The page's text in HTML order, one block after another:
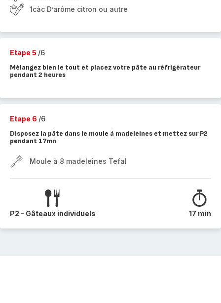
1càc D’arôme citron ou autre
Etape 5 /6
Mélangez bien le tout et placez votre pâte au réfrigérateur
pendant 2 heures
Etape 6 /6
Disposez la pâte dans le moule à madeleines et mettez sur P2
pendant 17mn
Moule à 8 madeleines Tefal
P2 - Gâteaux individuels 17 min